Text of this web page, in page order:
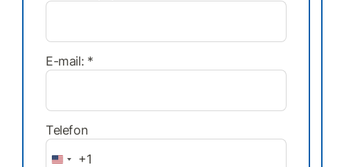
E-mail: *
E-mail: *
Telefon
+1